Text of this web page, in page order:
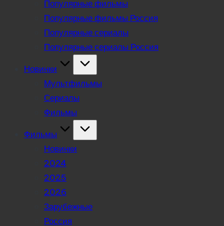
Популярные фильмы
Популярные фильмы Россия
Популярные сериалы
Популярные сериалы Россия
Новинки
Мультфильмы
Сериалы
Фильмы
Фильмы
Новинки
2024
2025
2026
Зарубежные
Россия